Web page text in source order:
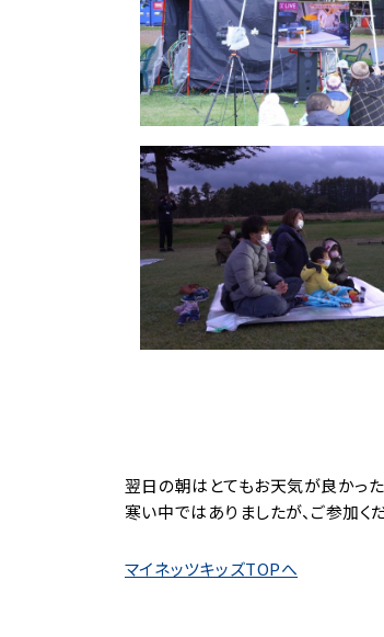
翌日の朝はとてもお天気が良かった
寒い中ではありましたが、ご参加く
マイネッツキッズTOPへ